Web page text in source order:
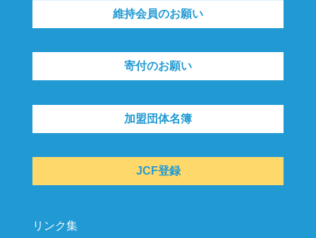
維持会員のお願い
寄付のお願い
加盟団体名簿
JCF登録
リンク集